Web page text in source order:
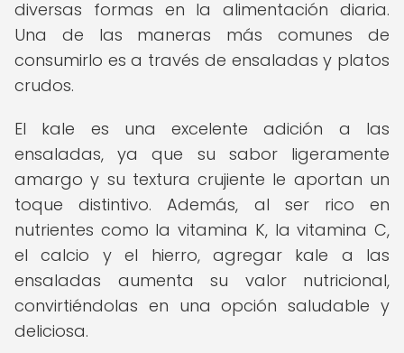
diversas formas en la alimentación diaria.
Una de las maneras más comunes de
consumirlo es a través de ensaladas y platos
crudos.
El kale es una excelente adición a las
ensaladas, ya que su sabor ligeramente
amargo y su textura crujiente le aportan un
toque distintivo. Además, al ser rico en
nutrientes como la vitamina K, la vitamina C,
el calcio y el hierro, agregar kale a las
ensaladas aumenta su valor nutricional,
convirtiéndolas en una opción saludable y
deliciosa.